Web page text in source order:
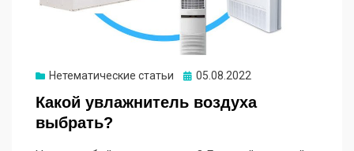
Нетематические статьи Опубликовано
05.08.2022
Какой увлажнитель воздуха
выбрать?